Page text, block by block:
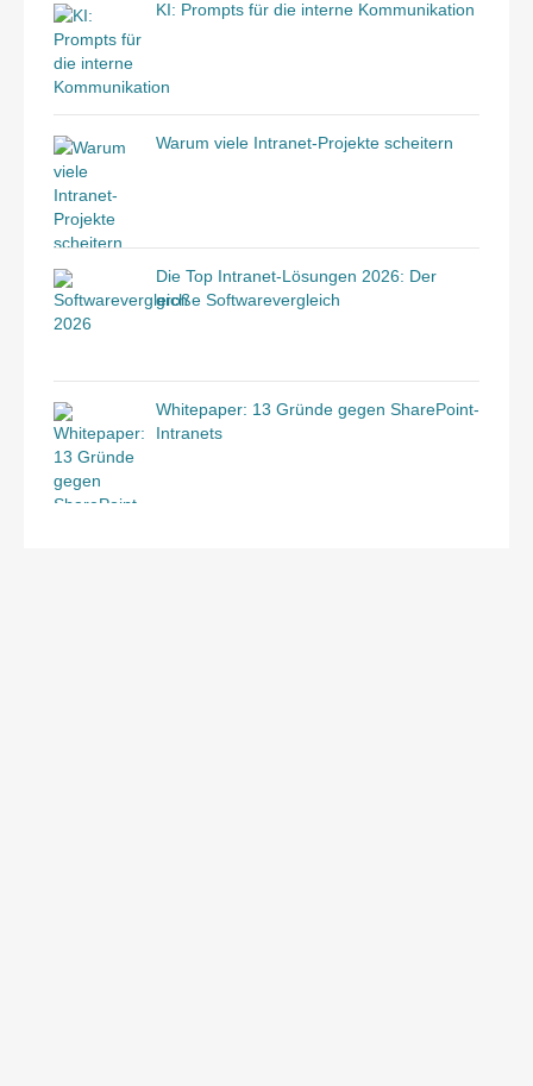
KI: Prompts für die interne Kommunikation
Warum viele Intranet-Projekte scheitern
Die Top Intranet-Lösungen 2026: Der
große Softwarevergleich
Whitepaper: 13 Gründe gegen SharePoint-
Intranets